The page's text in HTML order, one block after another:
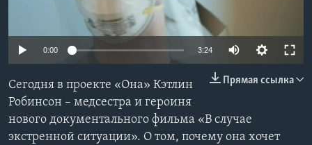
Языки
0:00 3:24
Прямая ссылка
Сегодня в проекте «Она» Кэтлин
Робинсон – медсестра и героиня
нового документального фильма «В случае
экстренной ситуации». О том, почему она хочет